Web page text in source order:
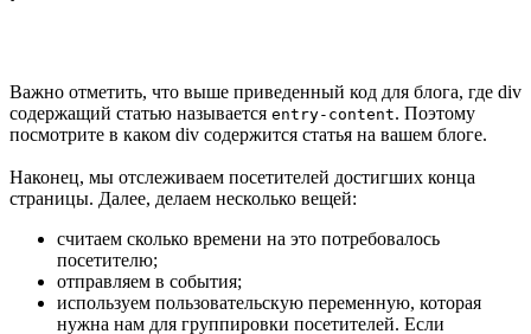
Важно отметить, что выше приведенный код для блога, где div
содержащий статью называется entry-content. Поэтому
посмотрите в каком div содержится статья на вашем блоге.
Наконец, мы отслеживаем посетителей достигших конца
страницы. Далее, делаем несколько вещей:
считаем сколько времени на это потребовалось
посетителю;
отправляем в события;
используем пользовательскую переменную, которая
нужна нам для группировки посетителей. Если